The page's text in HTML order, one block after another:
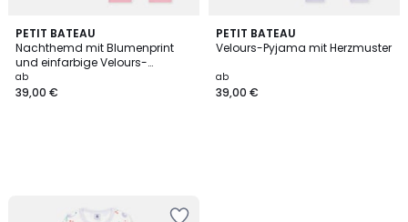
PETIT BATEAU
Nachthemd mit Blumenprint
und einfarbige Velours-
Leggings
ab
39,00 €
PETIT BATEAU
Velours-Pyjama mit Herzmuster
ab
39,00 €